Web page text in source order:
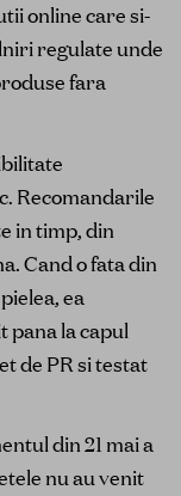
online care si-
regulate unde
fara
Recomandarile
in timp, din
Cand o fata din
ea
pana la capul
de PR si testat
din 21 mai a
nu au venit